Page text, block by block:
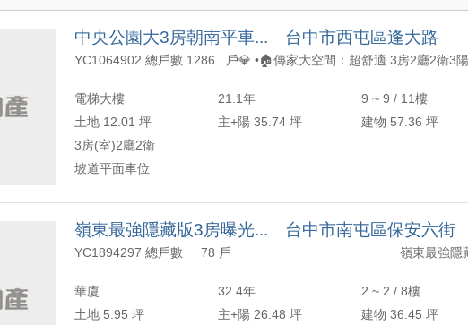
500 萬 - 1000 萬
1000 萬 - 1500 萬
2000 萬 - 2500 萬
- 萬
20 坪以下
20 坪 - 30 坪
40 坪 - 50 坪
- 坪
5 年 - 10 年
10 年 - 20 年
20 年 - 30 年
年
2 - 6 樓
7 - 12 樓
13 樓以上
- 樓
3 房
4 房
5 房以上
-
中央公園大3房朝南平車... 台中市西屯區逢大路
電梯大樓 21.1年
9 ~ 9 / 11樓
土地 12.01 坪
主+陽 35.74 坪
建物 57.36 坪
3房(室)2廳2衛
坡道平面車位
嶺東最強隱藏版3房曝光... 台中市南屯區保安六街
華廈 32.4年
2 ~ 2 / 8樓
土地 5.95 坪
主+陽 26.48 坪
建物 36.45 坪